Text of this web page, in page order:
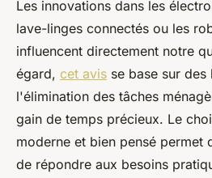
Les innovations dans les
lave-linges connectés ou les
influencent directement notre
égard, cet avis se base sur
l'élimination des tâches
gain de temps précieux. Le
moderne et bien pensé permet
de répondre aux besoins